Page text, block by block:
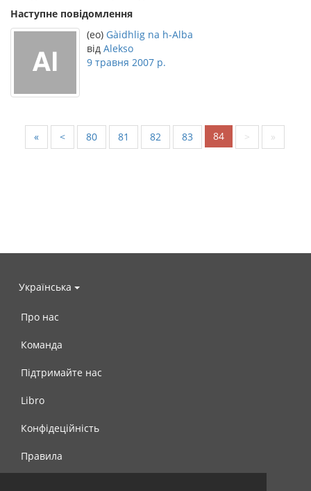
Наступне повідомлення
(eo) Gàidhlig na h-Alba
від Alekso
9 травня 2007 р.
« < 80 81 82 83 84 > »
Українська
Про нас
Команда
Підтримайте нас
Libro
Конфідеційність
Правила